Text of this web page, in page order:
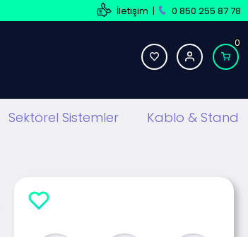
İletişim | 0 850 255 87 78
0
Sektörel Sistemler Kablo & Stand